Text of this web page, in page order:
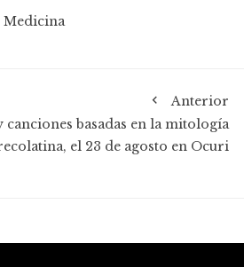
Medicina
Anterior
canciones basadas en la mitología
el 23 de agosto en Ocuri